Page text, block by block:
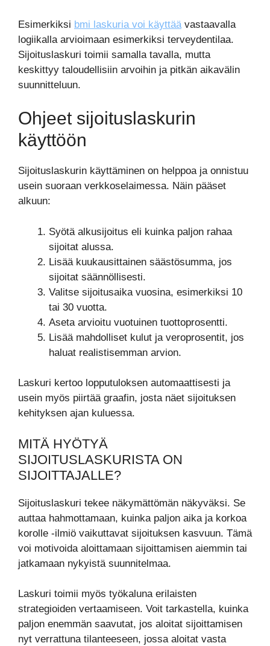
Esimerkiksi bmi laskuria voi käyttää vastaavalla
logiikalla arvioimaan esimerkiksi terveydentilaa.
Sijoituslaskuri toimii samalla tavalla, mutta
keskittyy taloudellisiin arvoihin ja pitkän aikavälin
suunnitteluun.
Ohjeet sijoituslaskurin
käyttöön
Sijoituslaskurin käyttäminen on helppoa ja onnistuu
usein suoraan verkkoselaimessa. Näin pääset
alkuun:
Syötä alkusijoitus eli kuinka paljon rahaa
sijoitat alussa.
Lisää kuukausittainen säästösumma, jos
sijoitat säännöllisesti.
Valitse sijoitusaika vuosina, esimerkiksi 10
tai 30 vuotta.
Aseta arvioitu vuotuinen tuottoprosentti.
Lisää mahdolliset kulut ja veroprosentit, jos
haluat realistisemman arvion.
Laskuri kertoo lopputuloksen automaattisesti ja
usein myös piirtää graafin, josta näet sijoituksen
kehityksen ajan kuluessa.
MITÄ HYÖTYÄ
SIJOITUSLASKURISTA ON
SIJOITTAJALLE?
Sijoituslaskuri tekee näkymättömän näkyväksi. Se
auttaa hahmottamaan, kuinka paljon aika ja korkoa
korolle -ilmiö vaikuttavat sijoituksen kasvuun. Tämä
voi motivoida aloittamaan sijoittamisen aiemmin tai
jatkamaan nykyistä suunnitelmaa.
Laskuri toimii myös työkaluna erilaisten
strategioiden vertaamiseen. Voit tarkastella, kuinka
paljon enemmän saavutat, jos aloitat sijoittamisen
nyt verrattuna tilanteeseen, jossa aloitat vasta